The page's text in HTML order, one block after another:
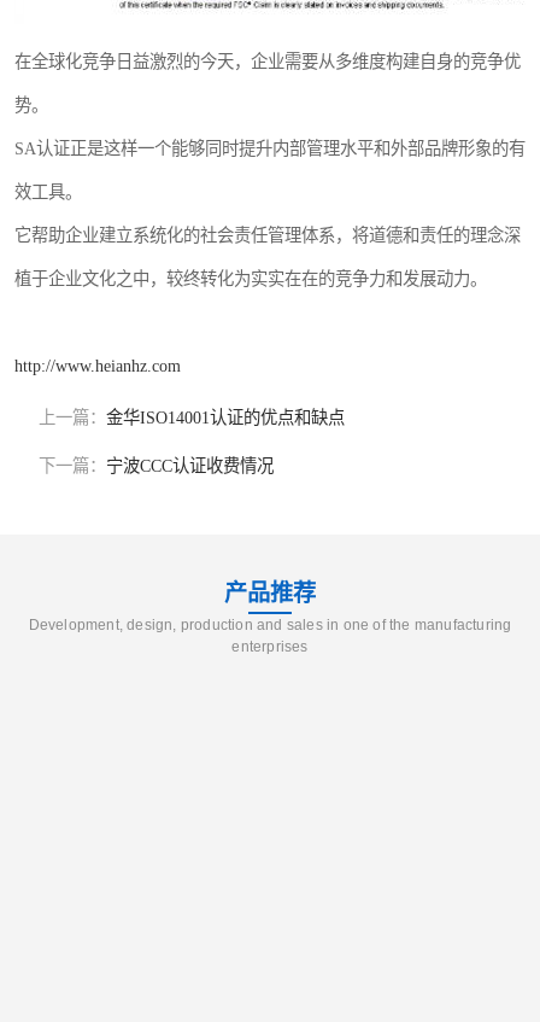
在全球化竞争日益激烈的今天，企业需要从多维度构建自身的竞争优
势。
SA认证正是这样一个能够同时提升内部管理水平和外部品牌形象的有
效工具。
它帮助企业建立系统化的社会责任管理体系，将道德和责任的理念深
植于企业文化之中，较终转化为实实在在的竞争力和发展动力。
http://www.heianhz.com
上一篇： 金华ISO14001认证的优点和缺点
下一篇： 宁波CCC认证收费情况
产品推荐
Development, design, production and sales in one of the manufacturing
enterprises